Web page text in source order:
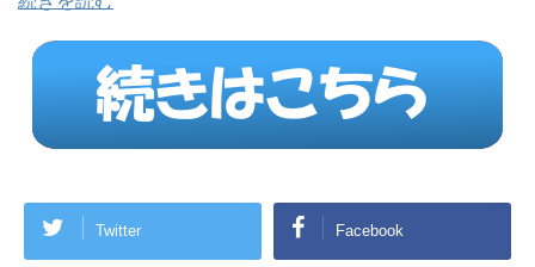
Twitter Facebook